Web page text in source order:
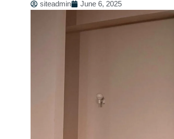
siteadmin June 6, 2025